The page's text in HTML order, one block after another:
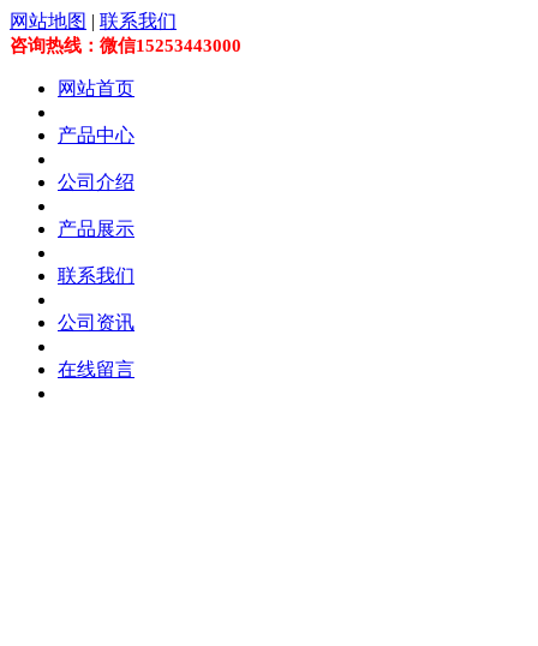
网站地图 | 联系我们
咨询热线：微信15253443000
网站首页
产品中心
公司介绍
产品展示
联系我们
公司资讯
在线留言